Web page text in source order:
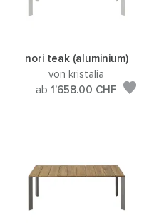
nori teak (aluminium)
von kristalia
ab1’658.00 CHF